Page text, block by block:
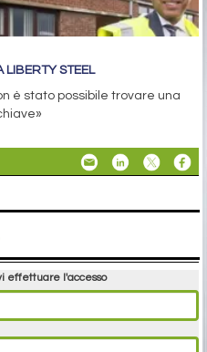
LIBERTY STEEL
è stato possibile trovare una
effettuare l'accesso